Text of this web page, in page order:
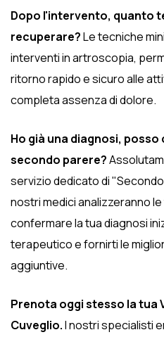
Dopo l'intervento, quanto
recuperare?Le tecniche
interventi in artroscopia,
ritorno rapido e sicuro alle
completa assenza di dolore.
Ho già una diagnosi, posso
secondo parere?
servizio dedicato di
nostri medici analizzeranno
confermare la tua diagnosi
terapeutico e fornirti le
aggiuntive.
Prenota oggi stesso la tua
Cuveglio.I nostri specialisti